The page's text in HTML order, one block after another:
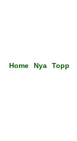
Home Nya Topp